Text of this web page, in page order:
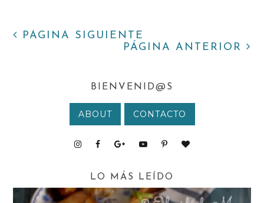
PÁGINA SIGUIENTE
PÁGINA ANTERIOR
BIENVENID@S
ABOUT CONTACTO
LO MÁS LEÍDO